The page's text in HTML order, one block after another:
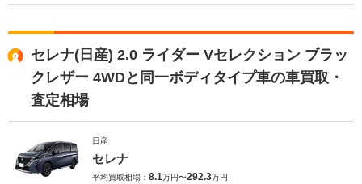
セレナ(日産) 2.0 ライダー Vセレクション ブラッ
クレザー 4WDと同一ボディタイプ車の車買取・
査定相場
日産
セレナ
平均買取相場： 8.1万円〜292.3万円